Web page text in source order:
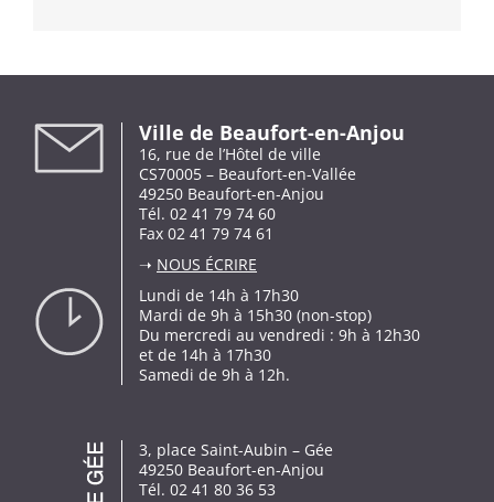
Ville de Beaufort-en-Anjou
16, rue de l’Hôtel de ville
CS70005 – Beaufort-en-Vallée
49250 Beaufort-en-Anjou
Tél. 02 41 79 74 60
Fax 02 41 79 74 61
➝ NOUS ÉCRIRE
Lundi de 14h à 17h30
Mardi de 9h à 15h30 (non-stop)
Du mercredi au vendredi : 9h à 12h30
et de 14h à 17h30
Samedi de 9h à 12h.
3, place Saint-Aubin – Gée
49250 Beaufort-en-Anjou
Tél. 02 41 80 36 53